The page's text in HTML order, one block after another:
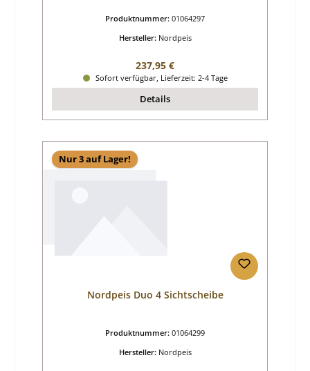
Produktnummer: 01064297
Hersteller: Nordpeis
Regulärer Preis:
237,95 €
Sofort verfügbar, Lieferzeit: 2-4 Tage
Details
Nur 3 auf Lager!
Nordpeis Duo 4 Sichtscheibe
Produktnummer: 01064299
Hersteller: Nordpeis